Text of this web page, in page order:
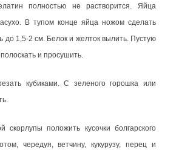
полностью не растворится. Яйца
В тупом конце яйца ножом сделать
до 1,5-2 см. Белок и желток вылить. Пустую
и просушить.
кубиками. С зеленого горошка или
скорлупы положить кусочки болгарского
чередуя, ветчину, кукурузу, перец и